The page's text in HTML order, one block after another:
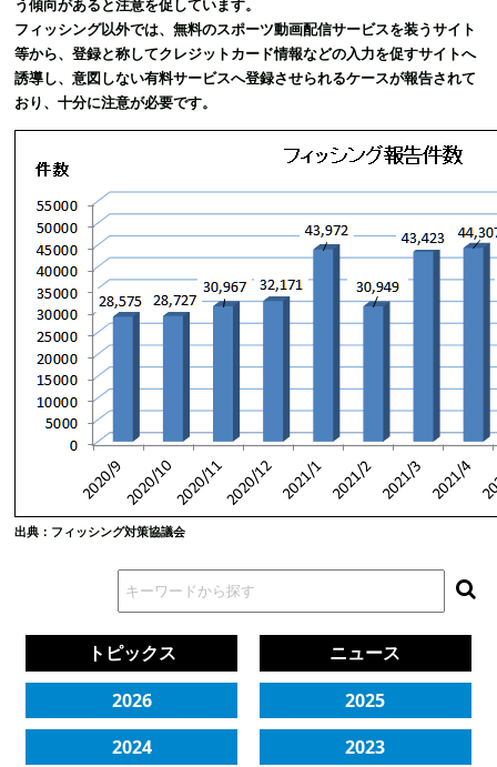
う傾向があると注意を促しています。
フィッシング以外では、無料のスポーツ動画配信サービスを装うサイト
等から、登録と称してクレジットカード情報などの入力を促すサイトへ
誘導し、意図しない有料サービスへ登録させられるケースが報告されて
おり、十分に注意が必要です。
出典：フィッシング対策協議会
トピックス
ニュース
2026
2025
2024
2023